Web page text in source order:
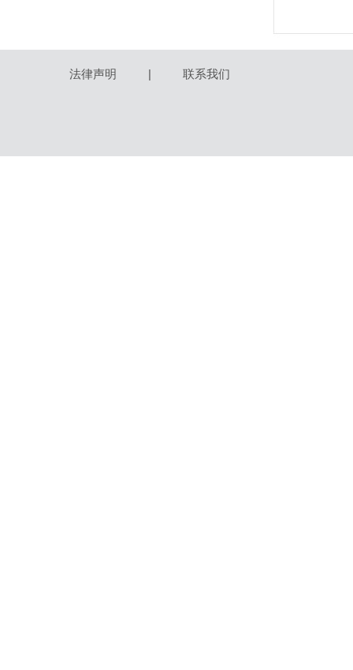
法律声明 | 联系我们